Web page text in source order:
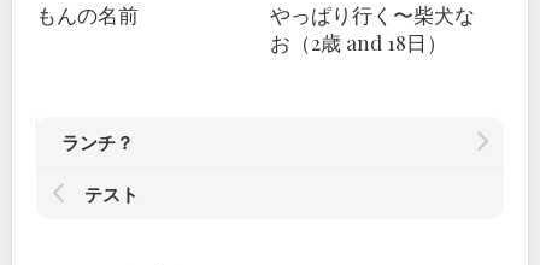
もんの名前
やっぱり行く〜柴犬な
お（2歳 and 18日）
ランチ？
テスト